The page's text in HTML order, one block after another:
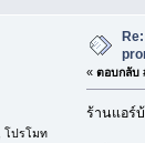
โปรโมท
« ตอบกลับ
ร้านแอร์